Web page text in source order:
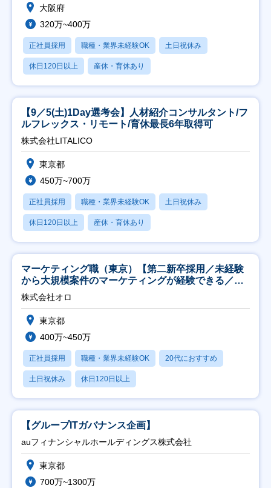
大阪府
320万~400万
正社員採用 職種・業界未経験OK 土日祝休み
休日120日以上 産休・育休あり
【9／5(土)1Day選考会】人材紹介コンサルタント/フ
ルフレックス・リモート/育休最長6年取得可
株式会社LITALICO
東京都
450万~700万
正社員採用 職種・業界未経験OK 土日祝休み
休日120日以上 産休・育休あり
マーケティング職（東京）【第二新卒採用／未経験
から大規模案件のマーケティングが経験できる／研
修充実】
株式会社オロ
東京都
400万~450万
正社員採用 職種・業界未経験OK 20代におすすめ
土日祝休み 休日120日以上
【グループITガバナンス企画】
auフィナンシャルホールディングス株式会社
東京都
700万~1300万